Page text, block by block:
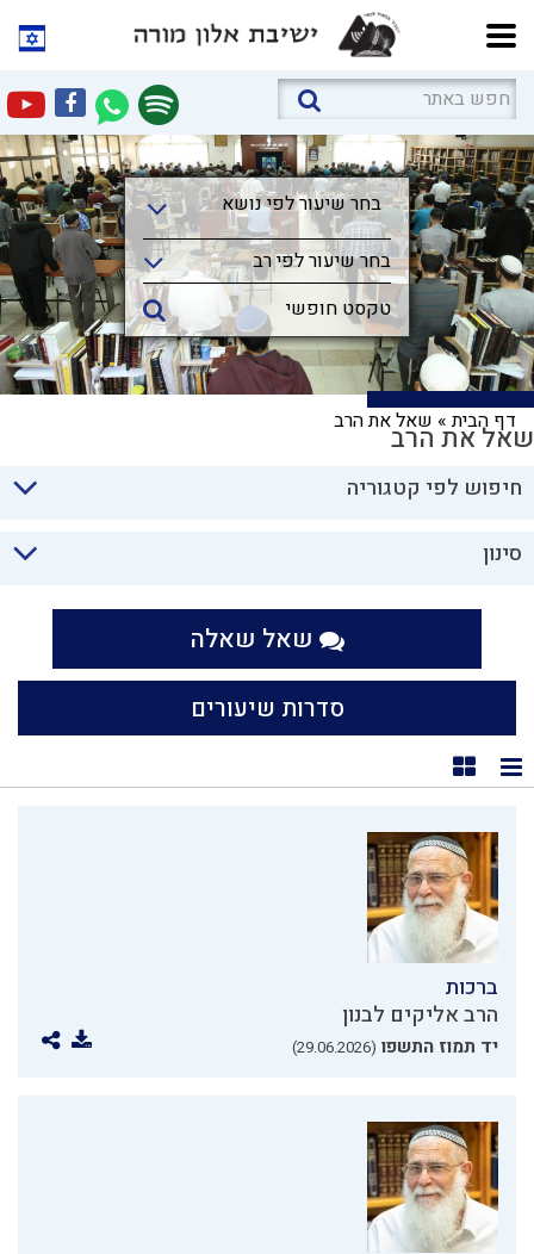
בחר שיעור לפי נושא
בחר שיעור לפי נושא
בחר שיעור לפי רב
דף הבית» שאל את הרבשאל את הרב
חיפוש לפי קטגוריה
סינון
שאל שאלה
סדרות שיעורים
תצוגת רשימה
תצוגת קוביות
ברכות
הרב אליקים לבנון
יד תמוז התשפו (29.06.2026)